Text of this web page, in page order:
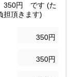
350円 です (た
担頂きます)
350円
350円